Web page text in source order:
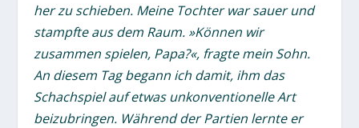
her zu schieben. Meine Tochter war sauer und
stampfte aus dem Raum. »Können wir
zusammen spielen, Papa?«, fragte mein Sohn.
An diesem Tag begann ich damit, ihm das
Schachspiel auf etwas unkonventionelle Art
beizubringen. Während der Partien lernte er